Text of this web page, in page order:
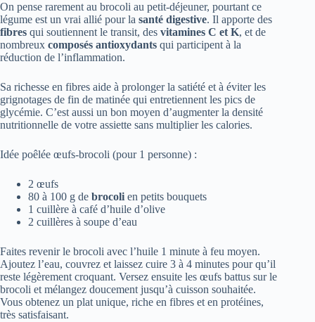
On pense rarement au brocoli au petit-déjeuner, pourtant ce
légume est un vrai allié pour la santé digestive. Il apporte des
fibres qui soutiennent le transit, des vitamines C et K, et de
nombreux composés antioxydants qui participent à la
réduction de l’inflammation.
Sa richesse en fibres aide à prolonger la satiété et à éviter les
grignotages de fin de matinée qui entretiennent les pics de
glycémie. C’est aussi un bon moyen d’augmenter la densité
nutritionnelle de votre assiette sans multiplier les calories.
Idée poêlée œufs-brocoli (pour 1 personne) :
2 œufs
80 à 100 g de brocoli en petits bouquets
1 cuillère à café d’huile d’olive
2 cuillères à soupe d’eau
Faites revenir le brocoli avec l’huile 1 minute à feu moyen.
Ajoutez l’eau, couvrez et laissez cuire 3 à 4 minutes pour qu’il
reste légèrement croquant. Versez ensuite les œufs battus sur le
brocoli et mélangez doucement jusqu’à cuisson souhaitée.
Vous obtenez un plat unique, riche en fibres et en protéines,
très satisfaisant.